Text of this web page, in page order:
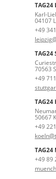
TAG24
Karl-
04107
+49
70563
+49
TAG24
50667
+49
TAG24
+49 89